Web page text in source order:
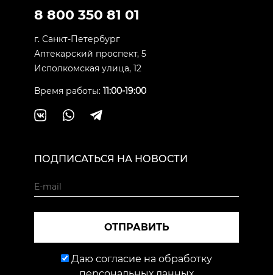
8 800 350 81 01
г. Санкт-Петербург
Аптекарский проспект, 5
Исполкомская улица, 12
Время работы: 11:00-19:00
ПОДПИСАТЬСЯ НА НОВОСТИ
ОТПРАВИТЬ
Даю согласие на обработку